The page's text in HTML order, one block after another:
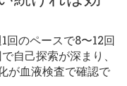
回のペースで8〜12回
自己探索が深まり、
が血液検査で確認で